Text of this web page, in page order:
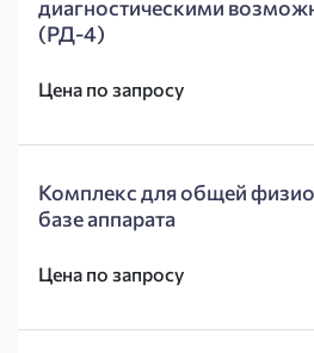
диагностическими
(РД-4)
Цена по запросу
Комплекс для общей
базе аппарата
Цена по запросу